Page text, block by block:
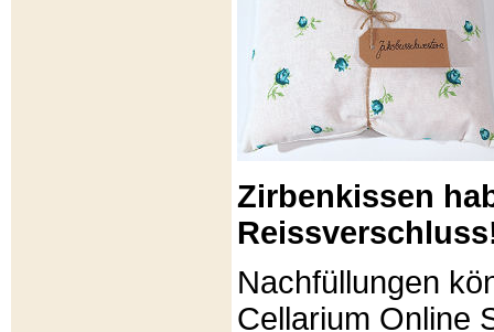
Zirbenkissen
Nachfüllungen
Cellarium Online